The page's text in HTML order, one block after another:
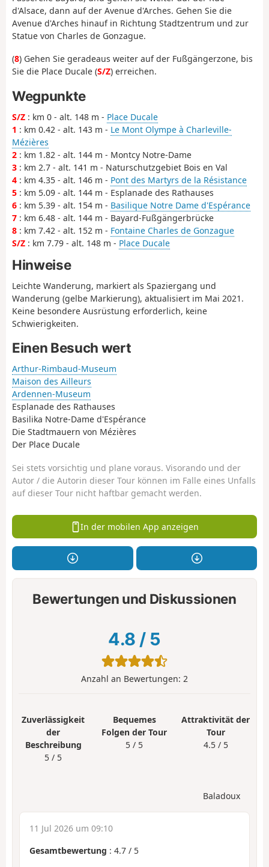
d'Alsace, dann auf der Avenue d'Arches. Gehen Sie die
Avenue d'Arches hinauf in Richtung Stadtzentrum und zur
Statue von Charles de Gonzague.
(8) Gehen Sie geradeaus weiter auf der Fußgängerzone, bis
Sie die Place Ducale (S/Z) erreichen.
Wegpunkte
S/Z : km 0 - alt. 148 m - Place Ducale
1 : km 0.42 - alt. 143 m - Le Mont Olympe à Charleville-
Mézières
2 : km 1.82 - alt. 144 m - Montcy Notre-Dame
3 : km 2.7 - alt. 141 m - Naturschutzgebiet Bois en Val
4 : km 4.35 - alt. 146 m - Pont des Martyrs de la Résistance
5 : km 5.09 - alt. 144 m - Esplanade des Rathauses
6 : km 5.39 - alt. 154 m - Basilique Notre Dame d'Espérance
7 : km 6.48 - alt. 144 m - Bayard-Fußgängerbrücke
8 : km 7.42 - alt. 152 m - Fontaine Charles de Gonzague
S/Z : km 7.79 - alt. 148 m - Place Ducale
Hinweise
Leichte Wanderung, markiert als Spaziergang und
Wanderung (gelbe Markierung), aktualisiert im Mai 2021.
Keine besondere Ausrüstung erforderlich, keine
Schwierigkeiten.
Einen Besuch wert
Arthur-Rimbaud-Museum
Maison des Ailleurs
Ardennen-Museum
Esplanade des Rathauses
Basilika Notre-Dame d'Espérance
Die Stadtmauern von Mézières
Der Place Ducale
Sei stets vorsichtig und plane voraus. Visorando und der
Autor / die Autorin dieser Tour können im Falle eines Unfalls
auf dieser Tour nicht haftbar gemacht werden.
In der mobilen App anzeigen
Bewertungen und Diskussionen
4.8 / 5
Anzahl an Bewertungen: 2
Zuverlässigkeit
der
Beschreibung
5 / 5
Bequemes
Folgen der Tour
5 / 5
Attraktivität der
Tour
4.5 / 5
Baladoux
11 Jul 2026 um 09:10
Gesamtbewertung : 4.7 / 5